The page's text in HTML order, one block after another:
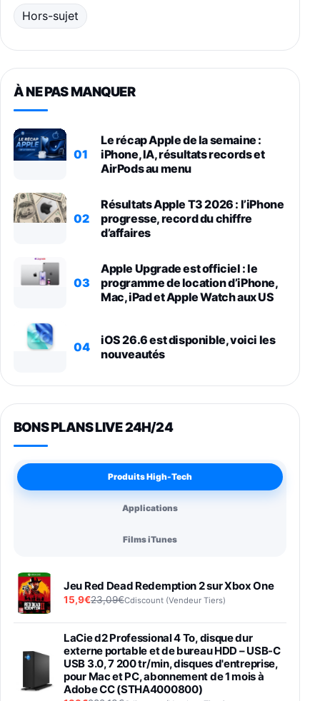
Hors-sujet
À NE PAS MANQUER
01
Le récap Apple de la semaine :
iPhone, IA, résultats records et
AirPods au menu
02
Résultats Apple T3 2026 : l’iPhone
progresse, record du chiffre
d’affaires
03
Apple Upgrade est officiel : le
programme de location d’iPhone,
Mac, iPad et Apple Watch aux US
04
iOS 26.6 est disponible, voici les
nouveautés
BONS PLANS LIVE 24H/24
Produits High-Tech
Applications
Films iTunes
Jeu Red Dead Redemption 2 sur Xbox One
15,9€23,09€Cdiscount (Vendeur Tiers)
LaCie d2 Professional 4 To, disque dur
externe portable et de bureau HDD – USB-C
USB 3.0, 7 200 tr/min, disques d'entreprise,
pour Mac et PC, abonnement de 1 mois à
Adobe CC (STHA4000800)